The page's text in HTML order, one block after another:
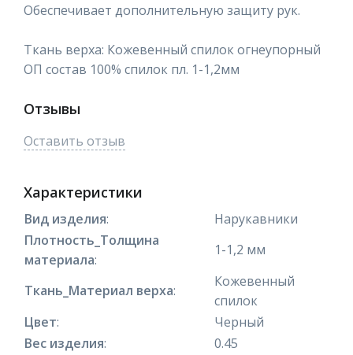
Обеспечивает дополнительную защиту рук.
Ткань верха: Кожевенный спилок огнеупорный
ОП состав 100% спилок пл. 1-1,2мм
Отзывы
Оставить отзыв
Характеристики
Вид изделия:
Нарукавники
Плотность_Толщина
материала:
1-1,2 мм
Ткань_Материал верха:
Кожевенный
спилок
Цвет:
Черный
Вес изделия:
0.45